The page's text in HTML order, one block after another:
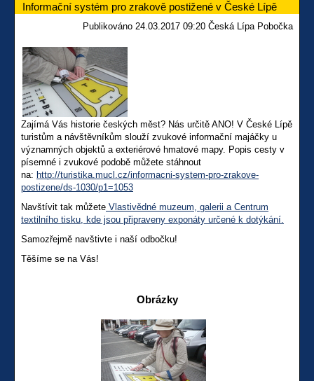
Informační systém pro zrakově postižené v České Lípě
Publikováno 24.03.2017 09:20 Česká Lípa Pobočka
Zajímá Vás historie českých měst? Nás určitě ANO! V České Lípě
turistům a návštěvníkům slouží zvukové informační majáčky u
významných objektů a exteriérové hmatové mapy. Popis cesty v
písemné i zvukové podobě můžete stáhnout
na: http://turistika.mucl.cz/informacni-system-pro-zrakove-
postizene/ds-1030/p1=1053
Navštívit tak můžete Vlastivědné muzeum, galerii a Centrum
textilního tisku, kde jsou připraveny exponáty určené k dotýkání.
Samozřejmě navštivte i naší odbočku!
Těšíme se na Vás!
Obrázky